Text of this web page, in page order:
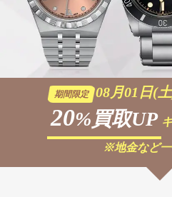
期間限定 08月01日(
20%買取UP
※地金など